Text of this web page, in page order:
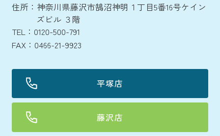
住所：神奈川県藤沢市鵠沼神明１丁目5番16号ケイン
ズビル ３階
TEL：0120-500-791
FAX：0466-21-9923
平塚店
藤沢店